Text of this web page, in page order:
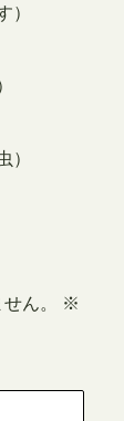
ん。
※